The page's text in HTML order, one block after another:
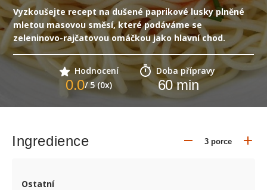
Vyzkoušejte recept na dušené paprikové lusky plněné
mletou masovou směsí, které podáváme se
zeleninovo-rajčatovou omáčkou jako hlavní chod.
Hodnocení
0.0/ 5 (0x)
Doba přípravy
60min
Ingredience
Ostatní